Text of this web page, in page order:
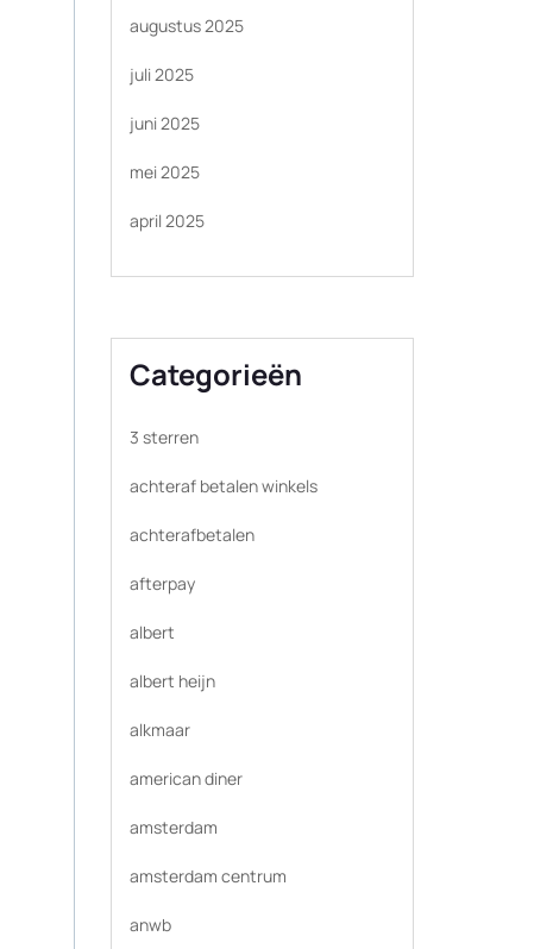
augustus 2025
juli 2025
juni 2025
mei 2025
april 2025
Categorieën
3 sterren
achteraf betalen winkels
achterafbetalen
afterpay
albert
albert heijn
alkmaar
american diner
amsterdam
amsterdam centrum
anwb